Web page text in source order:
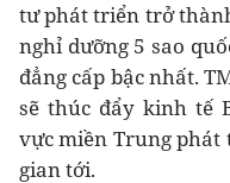
tư phát triển trở
nghỉ dưỡng 5 sao
đẳng cấp bậc nhất.
sẽ thúc đẩy kinh tế
vực miền Trung
gian tới.